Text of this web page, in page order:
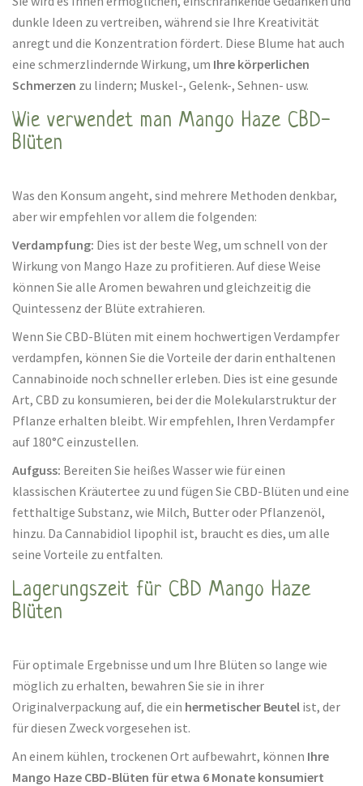
dunkle Ideen zu vertreiben, während sie Ihre Kreativität
anregt und die Konzentration fördert. Diese Blume hat auch
eine schmerzlindernde Wirkung, um Ihre körperlichen
Schmerzen zu lindern; Muskel-, Gelenk-, Sehnen- usw.
Wie verwendet man Mango Haze CBD-
Blüten
Was den Konsum angeht, sind mehrere Methoden denkbar,
aber wir empfehlen vor allem die folgenden:
Verdampfung: Dies ist der beste Weg, um schnell von der
Wirkung von Mango Haze zu profitieren. Auf diese Weise
können Sie alle Aromen bewahren und gleichzeitig die
Quintessenz der Blüte extrahieren.
Wenn Sie CBD-Blüten mit einem hochwertigen Verdampfer
verdampfen, können Sie die Vorteile der darin enthaltenen
Cannabinoide noch schneller erleben. Dies ist eine gesunde
Art, CBD zu konsumieren, bei der die Molekularstruktur der
Pflanze erhalten bleibt. Wir empfehlen, Ihren Verdampfer
auf 180°C einzustellen.
Aufguss: Bereiten Sie heißes Wasser wie für einen
klassischen Kräutertee zu und fügen Sie CBD-Blüten und eine
fetthaltige Substanz, wie Milch, Butter oder Pflanzenöl,
hinzu. Da Cannabidiol lipophil ist, braucht es dies, um alle
seine Vorteile zu entfalten.
Lagerungszeit für CBD Mango Haze
Blüten
Für optimale Ergebnisse und um Ihre Blüten so lange wie
möglich zu erhalten, bewahren Sie sie in ihrer
Originalverpackung auf, die ein hermetischer Beutel ist, der
für diesen Zweck vorgesehen ist.
An einem kühlen, trockenen Ort aufbewahrt, können Ihre
Mango Haze CBD-Blüten für etwa 6 Monate konsumiert